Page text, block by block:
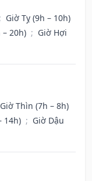
; Giờ Tỵ (9h – 10h)
– 20h) ; Giờ Hợi
Giờ Thìn (7h – 8h)
14h) ; Giờ Dậu